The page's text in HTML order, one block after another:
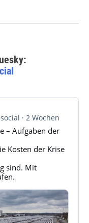
2 Wochen
– Aufgaben der
Kosten der Krise
sind. Mit